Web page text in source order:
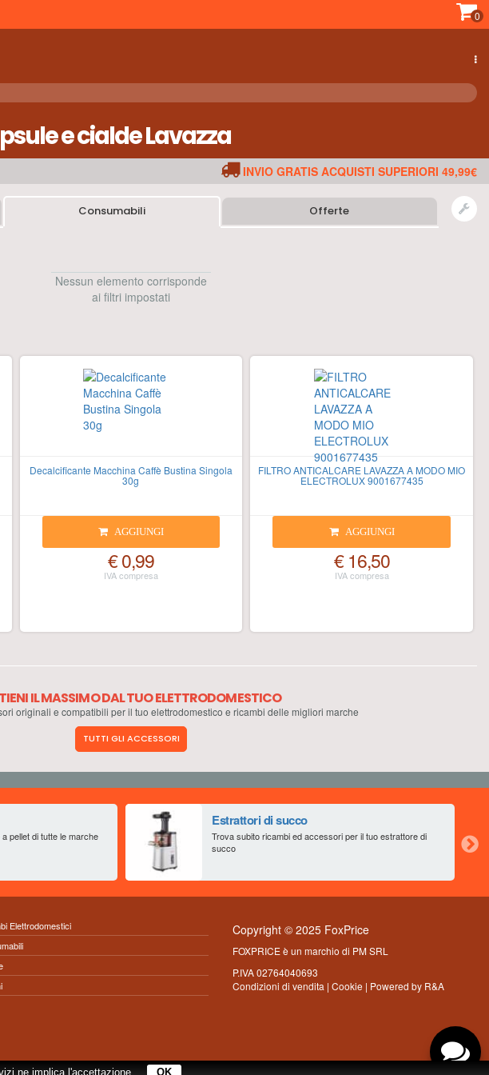
0
e cialde Lavazza
INVIO GRATIS ACQUISTI SUPERIORI 49,99€
Consumabili Offerte
Nessun elemento corrisponde
ai filtri impostati
Decalcificante Macchina Caffè Bustina Singola
30g
AGGIUNGI
€ 0,99
FILTRO ANTICALCARE LAVAZZA A MODO MIO
ELECTROLUX 9001677435
AGGIUNGI
€ 16,50
IL MASSIMO DAL TUO ELETTRODOMESTICO
originali e compatibili per il tuo elettrodomestico e ricambi delle migliori marche
TUTTI GLI ACCESSORI
pellet di tutte le marche
Estrattori di succo
Trova subito ricambi ed accessori per il tuo estrattore di
succo
Elettrodomestici
Copyright © 2025 FoxPrice
FOXPRICE è un marchio di PM SRL
P.IVA 02764040693
Condizioni di vendita | Cookie | Powered by R&A
ne implica l'accettazione. OK